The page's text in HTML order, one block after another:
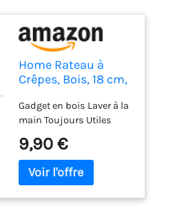
fines et parfaitement
dessinées Acier
inoxydable premium :
inox de qualité
alimentaire, cet étaleur
est extrêmement robuste
et antirouille.
Contrairement aux
râteaux en bois
classiques, il ne moisit
pas, ne retient aucune
odeur et résiste
parfaitement aux hautes
Home Rateau à
Crêpes, Bois, 18 cm,
Gadget en bois Laver à la
main Toujours Utiles
9,90 €